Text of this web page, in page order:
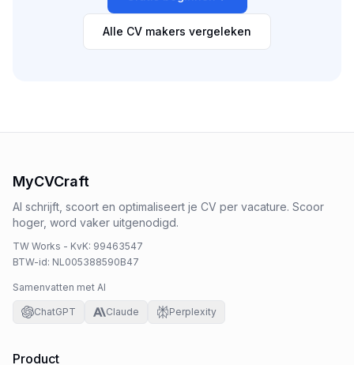
Alle CV makers vergeleken
MyCVCraft
AI schrijft, scoort en optimaliseert je CV per vacature. Scoor
hoger, word vaker uitgenodigd.
TW Works - KvK: 99463547
BTW-id: NL005388590B47
Samenvatten met AI
ChatGPT Claude Perplexity
Product